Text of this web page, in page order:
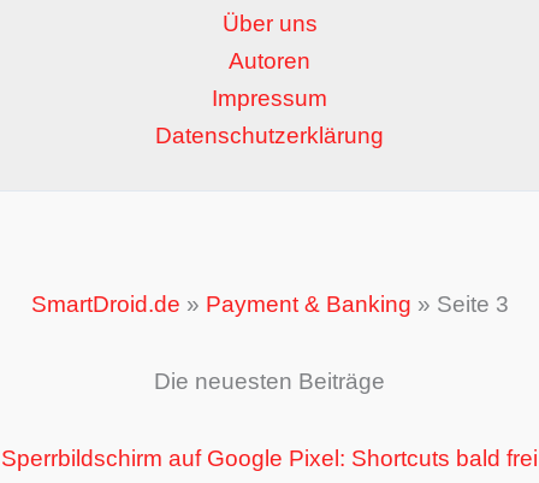
Über uns
Autoren
Impressum
Datenschutzerklärung
SmartDroid.de » Payment & Banking » Seite 3
Die neuesten Beiträge
Sperrbildschirm auf Google Pixel: Shortcuts bald frei